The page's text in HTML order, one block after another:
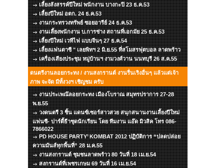
เลี้ยงสังสรรค์ปีใหม่ พนักงาน บางกะปิ 23 ธ.ค.53
เลี้ยงปีใหม่ อตก. 24 ธ.ค.53
งานกระทรวงทรัพย์ ซอยอารีย์ 24 ธ.ค.53
งานเลี้ยงพนักงาน บ.การช่าง สถานที่เอกมัย 25 ธ.ค.53
เลี้ยงปีใหม่ เวทีไฟ แบบจีนๆ 27 ธ.ค.54
เลี้ยงแฟนตาซี " เลยพิทฯ 2 มิ.ย.55 ที่สโมสรฟุตบอล ลาดพร้าว
เครื่องเสียงประชุม หมู่บ้านฯ งามวงศ์วาน นนทบุรี 26 ส.ค.55
ดนตรีงานลอยกระทง / งานสงกรานต์ งานรื่นเริงอื่นๆ แล้วแต่เจ้า
ภาพ จะจัด มีทั้งวงฯ เชิญชม ครับ
งานประเพณ๊ลอยกระทง เมืองโบราณ สมุทรปราการ 27-28
พ.ย.55
วงดนตรี 3 ชิ้น แดนซ์เซอร์สาวสวย สนุกสนานงานเลี้ยงปีใหม่
แฟนซี- ปาร์ตี้ธีาชุดนักเรียน โดย ทีมงาน แอ๊ด มิวสิค โทร 086-
7866022
PD HOUSE PARTY’ KOMBAT 2012 ปฏิบัติการ “ปลดปล่อย
ความมันส์ทุกพื้นที่” 28 ม.ค.55
งานสงกรานต์ ชุมชนลาดพร้าว 80 วันที่ 18 เม.ย.54
สงกรานต์ที่เพชรเกษม 69 วันที่ 16 เม.ย.54